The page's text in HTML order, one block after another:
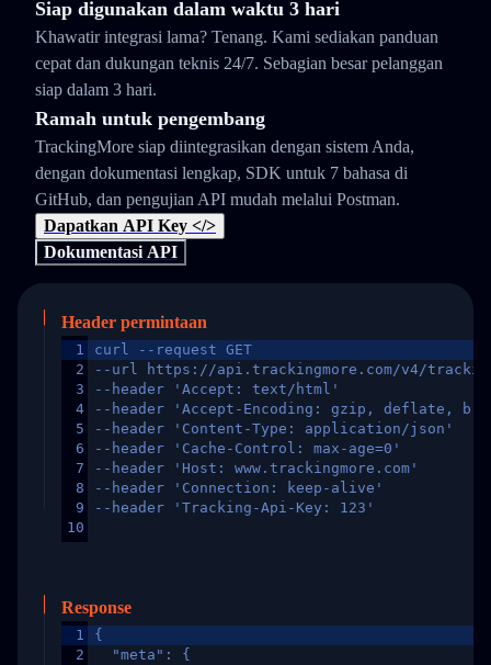
Siap digunakan dalam waktu 3 hari
Khawatir integrasi lama? Tenang. Kami sediakan panduan
cepat dan dukungan teknis 24/7. Sebagian besar pelanggan
siap dalam 3 hari.
Ramah untuk pengembang
TrackingMore siap diintegrasikan dengan sistem Anda,
dengan dokumentasi lengkap, SDK untuk 7 bahasa di
GitHub, dan pengujian API mudah melalui Postman.
Dapatkan API Key </>
Dokumentasi API
Header permintaan
1
2
3
4
5
6
7
8
9
10
curl --request GET
--url https://api.trackingmore.com/v4/trackings/
--header 'Accept: text/html'
--header 'Accept-Encoding: gzip, deflate,
--header 'Content-Type: application/json'
--header 'Cache-Control: max-age=0'
--header 'Host: www.trackingmore.com'
--header 'Connection: keep-alive'
--header 'Tracking-Api-Key: 123'
Response
1
2
{
  "meta": {